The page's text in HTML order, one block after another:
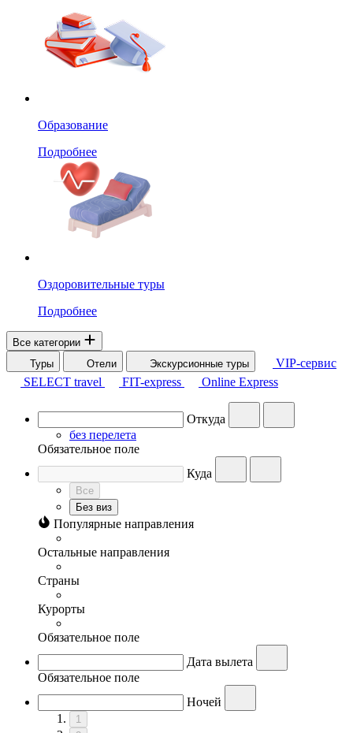
Образование
Подробнее
Оздоровительные туры
Подробнее
Все категории
Туры
Отели Экскурсионные туры
VIP-сервис
SELECT travel
FIT-express Online Express
Откуда
без перелета
Обязательное поле
Куда
Все
Без виз
Популярные направления
Остальные направления
Страны
Курорты
Обязательное поле
Дата вылета
Обязательное поле
Ночей
1